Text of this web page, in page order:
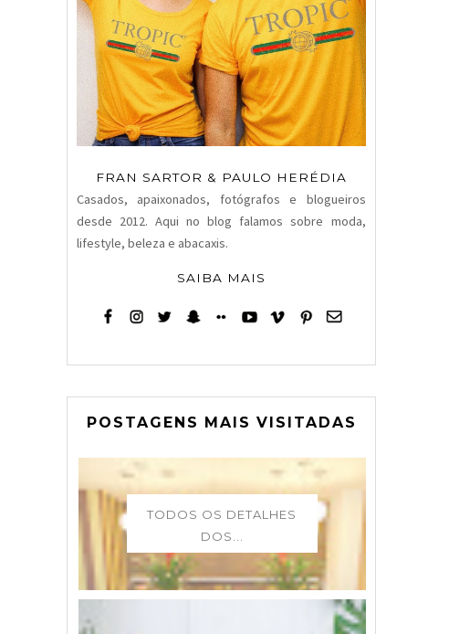
FRAN SARTOR & PAULO HERÉDIA
Casados, apaixonados, fotógrafos e blogueiros
desde 2012. Aqui no blog falamos sobre moda,
lifestyle, beleza e abacaxis.
SAIBA MAIS
POSTAGENS MAIS VISITADAS
TODOS OS DETALHES
DOS...